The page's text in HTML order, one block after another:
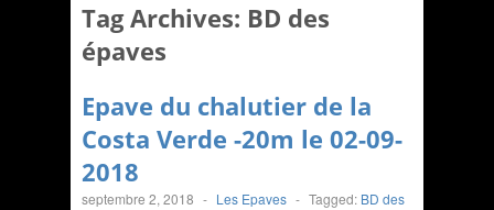
Tag Archives: BD des
épaves
Epave du chalutier de la
Costa Verde -20m le 02-09-
2018
septembre 2, 2018 - Les Epaves - Tagged: BD des